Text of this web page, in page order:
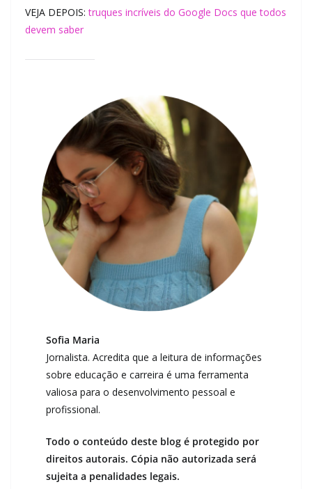
VEJA DEPOIS:truques incríveis do Google Docs que todos
devem saber
Sofia Maria
Jornalista. Acredita que a leitura de informações
sobre educação e carreira é uma ferramenta
valiosa para o desenvolvimento pessoal e
profissional.
Todo o conteúdo deste blog é protegido por
direitos autorais. Cópia não autorizada será
sujeita a penalidades legais.